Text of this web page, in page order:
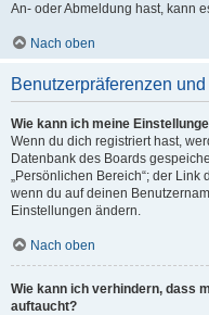
An- oder Abmeldung hast, kann
Nach oben
Benutzerpräferenzen
Wie kann ich meine
Wenn du dich registriert hast,
Datenbank des Boards
„Persönlichen Bereich“; der
wenn du auf deinen
Einstellungen ändern.
Nach oben
Wie kann ich verhindern, dass
auftaucht?